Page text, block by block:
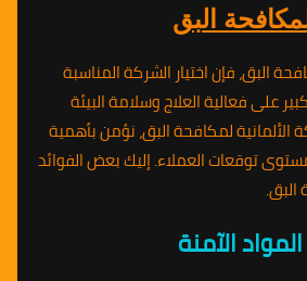
البق
البق، فإن اختيار الشركة المناسبة
على فعالية العلاج وسلامة البيئة
لمكافحة البق، نؤمن بأهمية
توقعات العملاء. إليك بعض الفوائد
البق.
الآمنة